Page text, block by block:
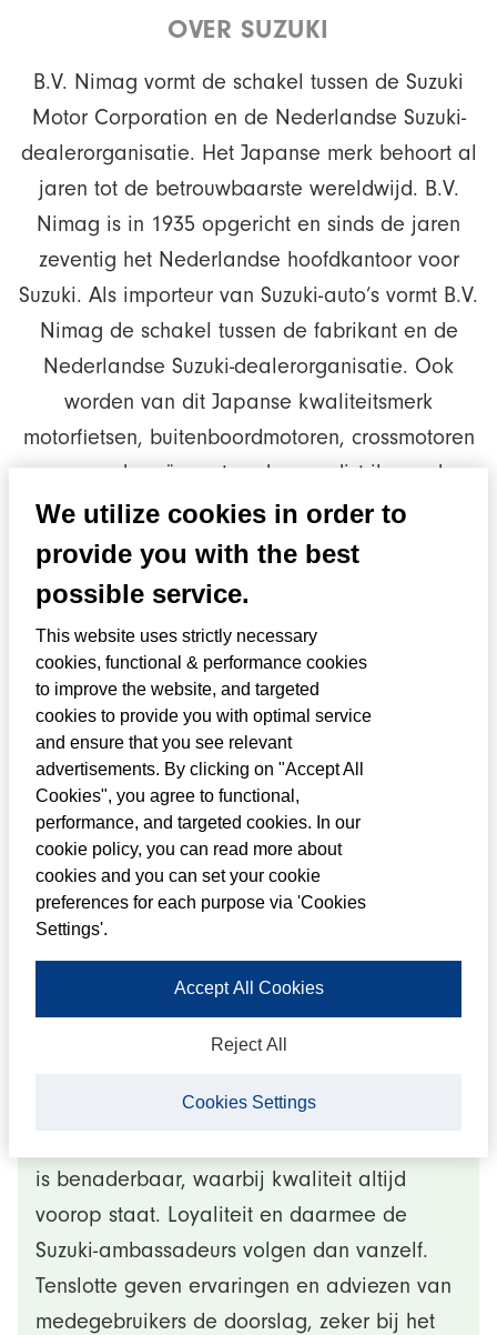
OVER SUZUKI
B.V. Nimag vormt de schakel tussen de Suzuki
Motor Corporation en de Nederlandse Suzuki-
dealerorganisatie. Het Japanse merk behoort al
jaren tot de betrouwbaarste wereldwijd. B.V.
Nimag is in 1935 opgericht en sinds de jaren
zeventig het Nederlandse hoofdkantoor voor
Suzuki. Als importeur van Suzuki-auto’s vormt B.V.
Nimag de schakel tussen de fabrikant en de
Nederlandse Suzuki-dealerorganisatie. Ook
worden van dit Japanse kwaliteitsmerk
motorfietsen, buitenboordmotoren, crossmotoren
en quads geïmporteerd en gedistribueerd.
Suzuki behoort al jaren tot de
betrouwbaarste automerken, en ook
Suzuki-motoren en-
buitenboordmotoren mogen tot de
betrouwbaarste in hun klasse
worden gerekend. Maar ook waar
het verkoop, service en onderhoud
betreft staat Suzuki voor
betrouwbaarheid en kwaliteit.
is benaderbaar, waarbij kwaliteit altijd
voorop staat. Loyaliteit en daarmee de
Suzuki-ambassadeurs volgen dan vanzelf.
Tenslotte geven ervaringen en adviezen van
medegebruikers de doorslag, zeker bij het
We utilize cookies in order to
provide you with the best
possible service.
This website uses strictly necessary
cookies, functional & performance cookies
to improve the website, and targeted
cookies to provide you with optimal service
and ensure that you see relevant
advertisements. By clicking on "Accept All
Cookies", you agree to functional,
performance, and targeted cookies. In our
cookie policy, you can read more about
cookies and you can set your cookie
preferences for each purpose via 'Cookies
Settings'.
Reject All
Accept All Cookies
Cookies Settings